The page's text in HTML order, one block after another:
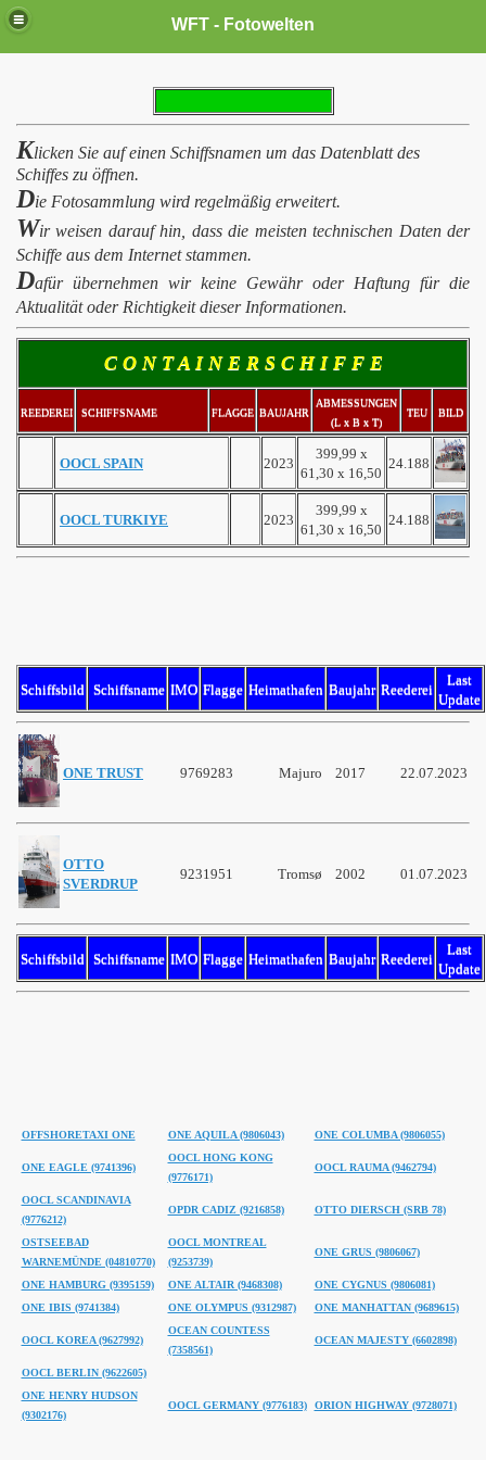
WFT - Fotowelten
Klicken Sie auf einen Schiffsnamen um das Datenblatt des
Schiffes zu öffnen.
Die Fotosammlung wird regelmäßig erweitert.
Wir weisen darauf hin, dass die meisten technischen Daten der
Schiffe aus dem Internetstammen.
Dafür übernehmen wir keine Gewähr oder Haftung für die
Aktualität oder Richtigkeit dieser Informationen.
C O N T A I N E R S C H I F F E
REEDEREI SCHIFFSNAME FLAGGE BAUJAHR
ABMESSUNGEN
(L x B x T)
TEU BILD
OOCL SPAIN 2023
399,99 x
61,30 x 16,50
24.188
OOCL TURKIYE 2023
399,99 x
61,30 x 16,50
24.188
Schiffsbild Schiffsname IMO Flagge Heimathafen Baujahr Reederei
Last
Update
ONE TRUST 9769283 Majuro 2017 22.07.2023
OTTO
SVERDRUP
9231951 Tromsø 2002 01.07.2023
Schiffsbild Schiffsname IMO Flagge Heimathafen Baujahr Reederei
Last
Update
OFFSHORETAXI ONE ONE AQUILA (9806043) ONE COLUMBA (9806055)
ONE EAGLE (9741396)
OOCL HONG KONG
(9776171)
OOCL RAUMA (9462794)
OOCL SCANDINAVIA
(9776212)
OPDR CADIZ (9216858) OTTO DIERSCH (SRB 78)
OSTSEEBAD
WARNEMÜNDE (04810770)
OOCL MONTREAL
(9253739)
ONE GRUS (9806067)
ONE HAMBURG (9395159) ONE ALTAIR (9468308)
ONE CYGNUS (9806081)
ONE IBIS (9741384)
ONE OLYMPUS (9312987) ONE MANHATTAN (9689615)
OOCL KOREA (9627992)
OCEAN COUNTESS
(7358561)
OCEAN MAJESTY (6602898)
OOCL BERLIN (9622605)
ONE HENRY HUDSON
(9302176)
OOCL GERMANY (9776183) ORION HIGHWAY (9728071)